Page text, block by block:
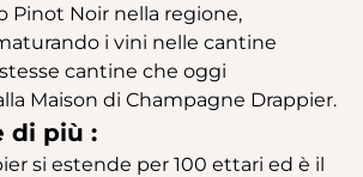
Pinot Noir nella regione,
i vini nelle cantine
stesse cantine che oggi
Maison di Champagne Drappier.
di più :
si estende per 100 ettari ed è il